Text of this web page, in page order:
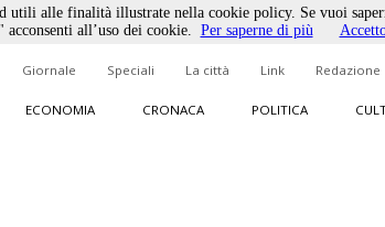
Giornale Speciali La città Link Redazione
ECONOMIA CRONACA POLITICA
alle finalità illustrate nella cookie policy. Se vuoi
all’uso dei cookie. Per saperne di più